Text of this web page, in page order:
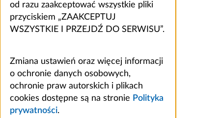
od razu zaakceptować wszystkie pliki
przyciskiem „ZAAKCEPTUJ
WSZYSTKIE I PRZEJDŹ DO SERWISU”.
Zmiana ustawień oraz więcej informacji
o ochronie danych osobowych,
ochronie praw autorskich i plikach
cookies dostępne są na stronie Polityka
prywatności.